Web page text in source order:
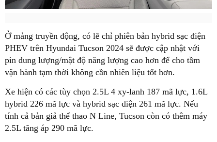
Ở mảng truyền động, có lẽ chỉ phiên bản hybrid sạc điện
PHEV trên Hyundai Tucson 2024 sẽ được cập nhật với
pin dung lượng/mật độ năng lượng cao hơn để cho tầm
vận hành tạm thời không cần nhiên liệu tốt hơn.
Xe hiện có các tùy chọn 2.5L 4 xy-lanh 187 mã lực, 1.6L
hybrid 226 mã lực và hybrid sạc điện 261 mã lực. Nếu
tính cả bản giả thể thao N Line, Tucson còn có thêm máy
2.5L tăng áp 290 mã lực.